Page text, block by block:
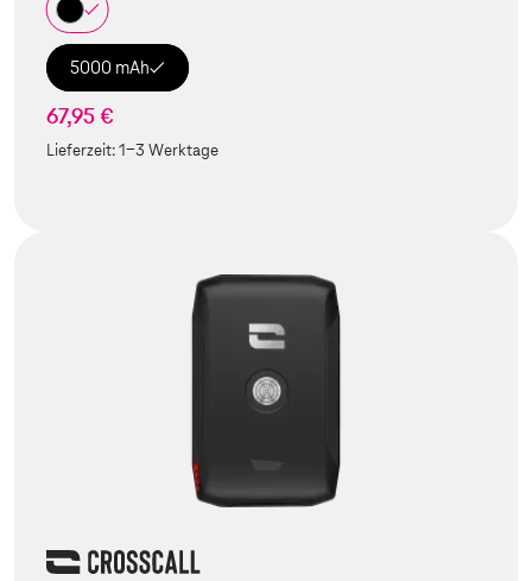
5000 mAh
67,95 €
Lieferzeit:1-3 Werktage